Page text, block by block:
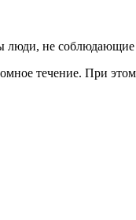
люди, не соблюдающие
течение. При